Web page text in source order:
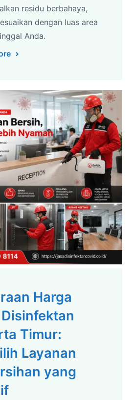
residu berbahaya,
dengan luas area
Anda.
Harga
Timur:
Layanan
yang